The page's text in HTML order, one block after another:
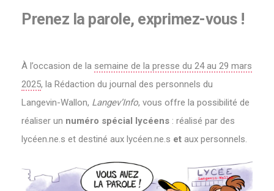
Prenez la parole, exprimez-vous !
À l’occasion de la semaine de la presse du 24 au 29 mars
2025, la Rédaction du journal des personnels du
Langevin-Wallon, Langev’Info, vous offre la possibilité de
réaliser un numéro spécial lycéens : réalisé par des
lycéen.ne.s et destiné aux lycéen.ne.s et aux personnels.